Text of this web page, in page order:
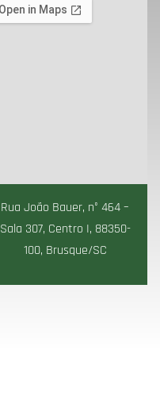
Rua João Bauer, n° 464 –
Sala 307, Centro I, 88350-
100, Brusque/SC